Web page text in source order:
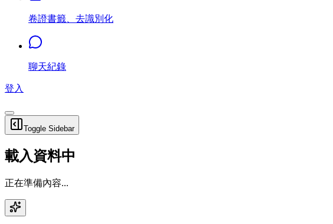
卷證書籤、去識別化
聊天紀錄
登入
Toggle Sidebar
載入資料中
正在準備內容...